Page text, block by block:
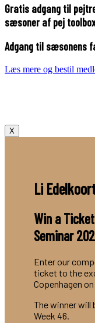
Gratis adgang til
sæsoner af pej toolbox
Adgang til sæsonens
Læs mere og bestil
X
Li
Win a
Seminar
Enter our
ticket to the
Copenhagen
The winner will
Week 46.